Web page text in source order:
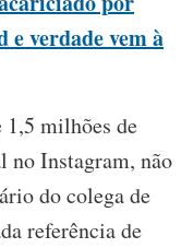
e verdade vem à
1,5 milhões de
no Instagram, não
do colega de
referência de